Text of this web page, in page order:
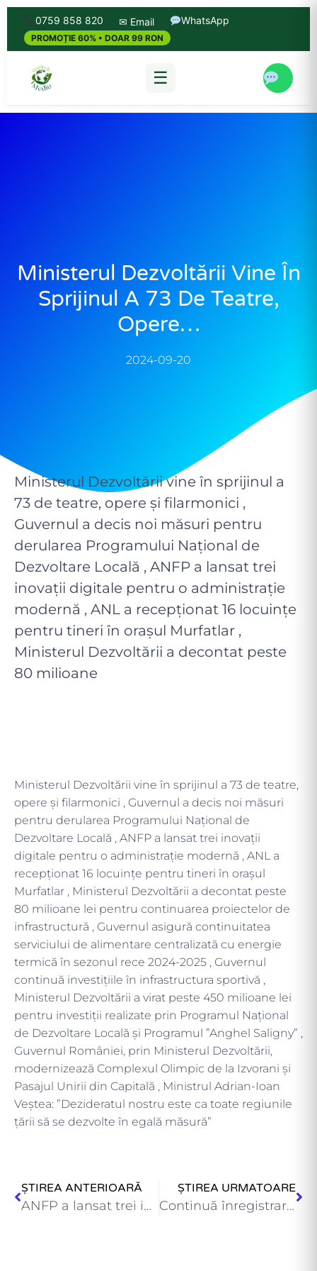
0759 858 820 ✉ Email WhatsApp
PROMOȚIE 60% • DOAR 99 RON
☰
Ministerul Dezvoltării Vine În
Sprijinul A 73 De Teatre,
Opere…
2024-09-20
Ministerul Dezvoltării vine în sprijinul a
73 de teatre, opere și filarmonici ,
Guvernul a decis noi măsuri pentru
derularea Programului Național de
Dezvoltare Locală , ANFP a lansat trei
inovații digitale pentru o administrație
modernă , ANL a recepţionat 16 locuinţe
pentru tineri în orașul Murfatlar ,
Ministerul Dezvoltării a decontat peste
80 milioane
Ministerul Dezvoltării vine în sprijinul a 73 de teatre,
opere și filarmonici , Guvernul a decis noi măsuri
pentru derularea Programului Național de
Dezvoltare Locală , ANFP a lansat trei inovații
digitale pentru o administrație modernă , ANL a
recepţionat 16 locuinţe pentru tineri în orașul
Murfatlar , Ministerul Dezvoltării a decontat peste
80 milioane lei pentru continuarea proiectelor de
infrastructură , Guvernul asigură continuitatea
serviciului de alimentare centralizată cu energie
termică în sezonul rece 2024-2025 , Guvernul
continuă investițiile în infrastructura sportivă ,
Ministerul Dezvoltării a virat peste 450 milioane lei
pentru investiții realizate prin Programul Național
de Dezvoltare Locală și Programul ”Anghel Saligny” ,
Guvernul României, prin Ministerul Dezvoltării,
modernizează Complexul Olimpic de la Izvorani și
Pasajul Unirii din Capitală , Ministrul Adrian-Ioan
Veștea: ”Dezideratul nostru este ca toate regiunile
țării să se dezvolte în egală măsură”
ȘTIREA ANTERIOARĂ
ANFP a lansat trei inovații digitale pentru o administrație modernă…
ȘTIREA URMATOARE
Continuă înregistrarea sistematică a proprietăților cu fonduri europene , Ministerul…